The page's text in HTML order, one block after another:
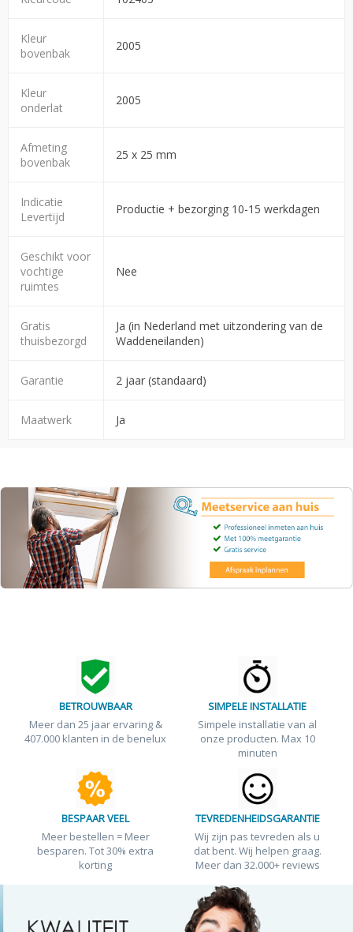
Kleur
bovenbak
2005
Kleur
onderlat
2005
Afmeting
bovenbak
25 x 25 mm
Indicatie
Levertijd
Productie + bezorging 10-15 werkdagen
Geschikt voor
vochtige
ruimtes
Nee
Gratis
thuisbezorgd
Ja (in Nederland met uitzondering van de
Waddeneilanden)
Garantie 2 jaar (standaard)
Maatwerk Ja
BETROUWBAAR
Meer dan 25 jaar ervaring &
407.000 klanten in de benelux
SIMPELE INSTALLATIE
Simpele installatie van al
onze producten. Max 10
minuten
BESPAAR VEEL
Meer bestellen = Meer
besparen. Tot 30% extra
korting
TEVREDENHEIDSGARANTIE
Wij zijn pas tevreden als u
dat bent. Wij helpen graag.
Meer dan 32.000+ reviews